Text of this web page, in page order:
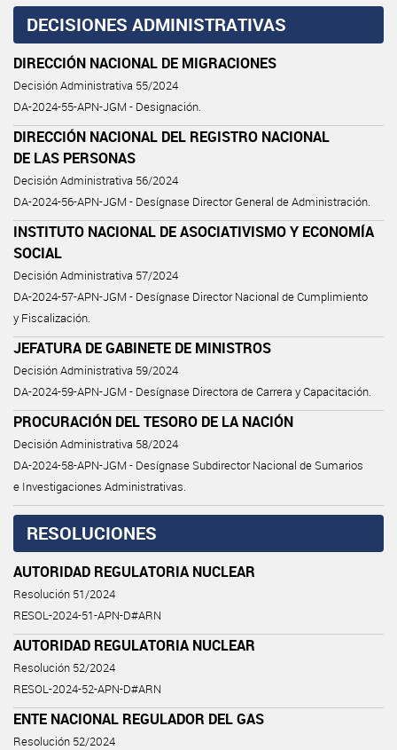
DECISIONES ADMINISTRATIVAS
DIRECCIÓN NACIONAL DE MIGRACIONES
Decisión Administrativa 55/2024
DA-2024-55-APN-JGM - Designación.
DIRECCIÓN NACIONAL DEL REGISTRO NACIONAL
DE LAS PERSONAS
Decisión Administrativa 56/2024
DA-2024-56-APN-JGM - Desígnase Director General de Administración.
INSTITUTO NACIONAL DE ASOCIATIVISMO Y ECONOMÍA
SOCIAL
Decisión Administrativa 57/2024
DA-2024-57-APN-JGM - Desígnase Director Nacional de Cumplimiento
y Fiscalización.
JEFATURA DE GABINETE DE MINISTROS
Decisión Administrativa 59/2024
DA-2024-59-APN-JGM - Desígnase Directora de Carrera y Capacitación.
PROCURACIÓN DEL TESORO DE LA NACIÓN
Decisión Administrativa 58/2024
DA-2024-58-APN-JGM - Desígnase Subdirector Nacional de Sumarios
e Investigaciones Administrativas.
RESOLUCIONES
AUTORIDAD REGULATORIA NUCLEAR
Resolución 51/2024
RESOL-2024-51-APN-D#ARN
AUTORIDAD REGULATORIA NUCLEAR
Resolución 52/2024
RESOL-2024-52-APN-D#ARN
ENTE NACIONAL REGULADOR DEL GAS
Resolución 52/2024